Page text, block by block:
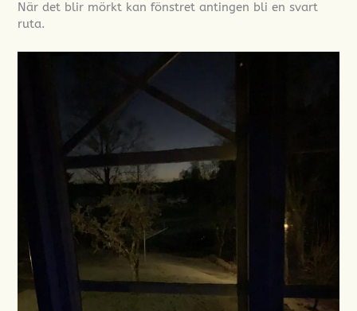
När det blir mörkt kan fönstret antingen bli en svart
ruta.